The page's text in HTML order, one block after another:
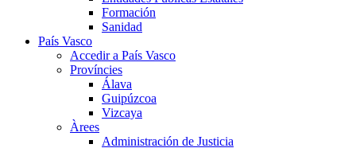
Formación
Sanidad
País Vasco
Accedir a País Vasco
Províncies
Álava
Guipúzcoa
Vizcaya
Àrees
Administración de Justicia